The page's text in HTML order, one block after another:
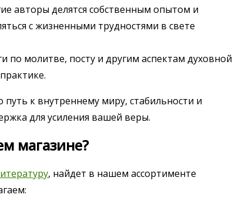
авторы делятся собственным опытом и
с жизненными трудностями в свете
по молитве, посту и другим аспектам духовной
к внутреннему миру, стабильности и
для усиления вашей веры.
магазине?
, найдет в нашем ассортименте